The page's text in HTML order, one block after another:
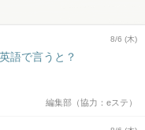
8/6 (木)
語で言うと？
編集部（協力：eステ）